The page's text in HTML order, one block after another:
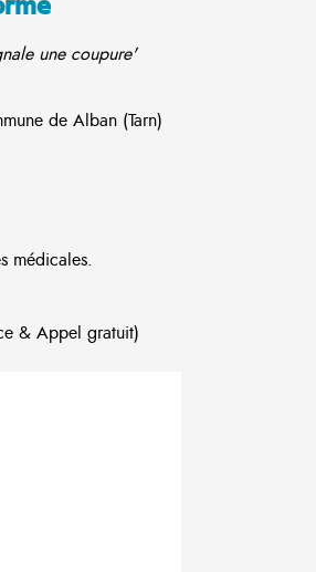
une coupure'
de Alban (Tarn)
médicales.
& Appel gratuit)